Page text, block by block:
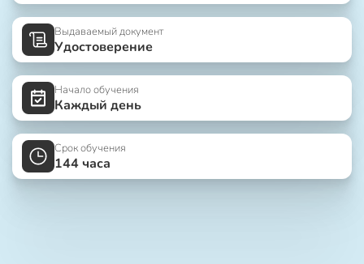
Выдаваемый документ
Удостоверение
Начало обучения
Каждый день
Срок обучения
144 часа